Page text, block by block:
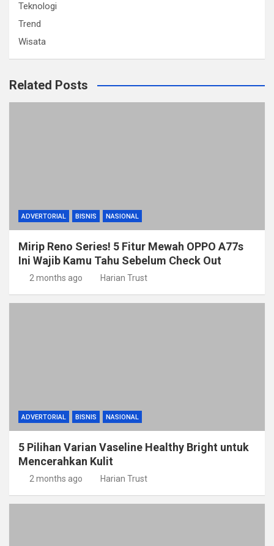
Teknologi
Trend
Wisata
Related Posts
ADVERTORIAL BISNIS NASIONAL
Mirip Reno Series! 5 Fitur Mewah OPPO A77s
Ini Wajib Kamu Tahu Sebelum Check Out
2 months ago Harian Trust
ADVERTORIAL BISNIS NASIONAL
5 Pilihan Varian Vaseline Healthy Bright untuk
Mencerahkan Kulit
2 months ago Harian Trust